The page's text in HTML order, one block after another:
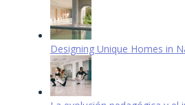
Designing Unique Homes in